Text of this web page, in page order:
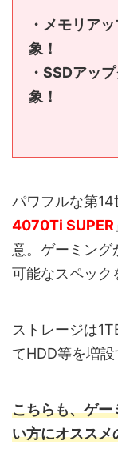
・メモリア
象！
・SSDアッ
象！
パワフルな第
4070Ti SUPER
意。ゲーミング
可能なスペック
ストレージは
てHDD等を増設
こちらも、ゲー
い方にオススメ